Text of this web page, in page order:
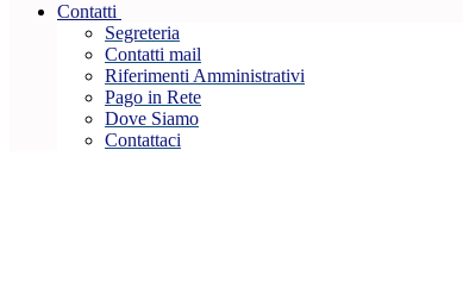
Contatti
Segreteria
Contatti mail
Riferimenti Amministrativi
Pago in Rete
Dove Siamo
Contattaci